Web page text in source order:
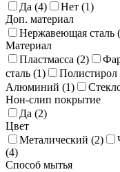
Да (4) Нет (1)
Доп. материал
Нержавеющая сталь (
Материал
Пластмасса (2)
сталь (1) Полистирол
Алюминий (1)
Нон-слип покрытие
Да (2)
Цвет
Металический (2)
(4)
Способ мытья